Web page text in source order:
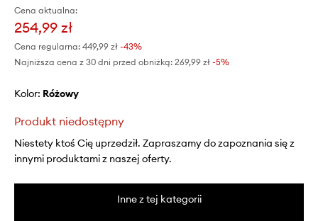
Cena aktualna:
254,99 zł
Cena regularna: 449,99 zł -43%
Najniższa cena z 30 dni przed obniżką: 269,99 zł -5%
Kolor: różowy
Produkt niedostępny
Niestety ktoś Cię uprzedził. Zapraszamy do zapoznania się z
innymi produktami z naszej oferty.
Inne z tej kategorii